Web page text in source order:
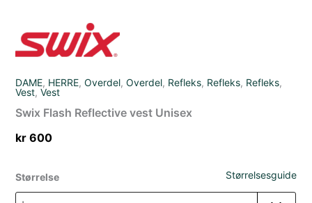
DAME, HERRE,Overdel,Overdel, Refleks, Refleks, Refleks,
Vest,Vest
Swix Flash Reflective vest Unisex
kr 600
Størrelsesguide
Størrelse